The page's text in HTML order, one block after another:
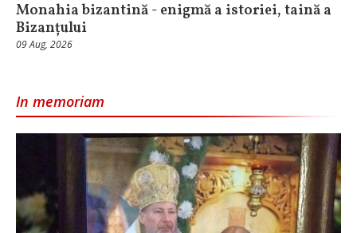
Monahia bizantină - enigmă a istoriei, taină a
Bizanțului
09 Aug, 2026
In memoriam